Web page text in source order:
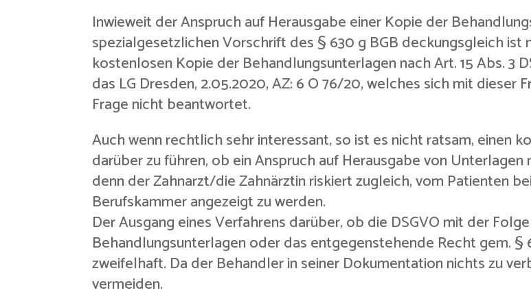
Inwieweit der Anspruch auf Herausgabe einer Kopie der
spezialgesetzlichen Vorschrift des § 630 g BGB deckungsgleich
kostenlosen Kopie der Behandlungsunterlagen nach Art. 15 Abs. 3
das LG Dresden, 2.05.2020, AZ: 6 O 76/20, welches sich mit
Frage nicht beantwortet.
Auch wenn rechtlich sehr interessant, so ist es nicht ratsam, einen
darüber zu führen, ob ein Anspruch auf Herausgabe von
denn der Zahnarzt/die Zahnärztin riskiert zugleich, vom Patienten
Berufskammer angezeigt zu werden.
Der Ausgang eines Verfahrens darüber, ob die DSGVO mit der
Behandlungsunterlagen oder das entgegenstehende Recht gem. §
zweifelhaft. Da der Behandler in seiner Dokumentation nichts zu
vermeiden.